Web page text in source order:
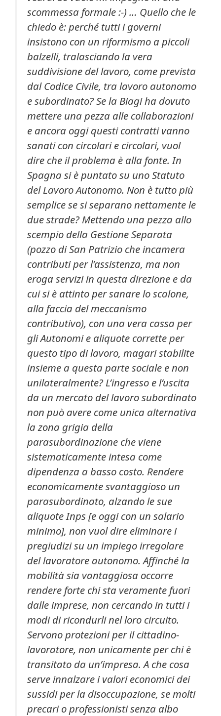
scommessa formale :-) … Quello che le
chiedo è: perché tutti i governi
insistono con un riformismo a piccoli
balzelli, tralasciando la vera
suddivisione del lavoro, come prevista
dal Codice Civile, tra lavoro autonomo
e subordinato? Se la Biagi ha dovuto
mettere una pezza alle collaborazioni
e ancora oggi questi contratti vanno
sanati con circolari e circolari, vuol
dire che il problema è alla fonte. In
Spagna si è puntato su uno Statuto
del Lavoro Autonomo. Non è tutto più
semplice se si separano nettamente le
due strade? Mettendo una pezza allo
scempio della Gestione Separata
(pozzo di San Patrizio che incamera
contributi per l’assistenza, ma non
eroga servizi in questa direzione e da
cui si è attinto per sanare lo scalone,
alla faccia del meccanismo
contributivo), con una vera cassa per
gli Autonomi e aliquote corrette per
questo tipo di lavoro, magari stabilite
insieme a questa parte sociale e non
unilateralmente?L’ingresso e l’uscita
da un mercato del lavoro subordinato
non può avere come unica alternativa
la zona grigia della
parasubordinazione che viene
sistematicamente intesa come
dipendenza a basso costo. Rendere
economicamente svantaggioso un
parasubordinato, alzando le sue
aliquote Inps [e oggi con un salario
minimo], non vuol dire eliminare i
pregiudizi su un impiego irregolare
del lavoratore autonomo.Affinché la
mobilità sia vantaggiosa occorre
rendere forte chi sta veramente fuori
dalle imprese, non cercando in tutti i
modi di ricondurli nel loro circuito.
Servono protezioni per il cittadino-
lavoratore, non unicamente per chi è
transitato da un’impresa. A che cosa
serve innalzare i valori economici dei
sussidi per la disoccupazione, se molti
precari o professionisti senza albo